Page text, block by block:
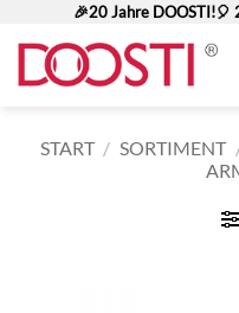
Inhalt
springen
🎉20 Jahre DOOSTI!🎈
START / SORTIMENT